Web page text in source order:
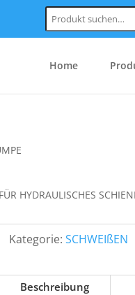
Suchen
nach:
Home
FÜR HYDRAULISCHES
Kategorie: SCHWEIßEN
Beschreibung